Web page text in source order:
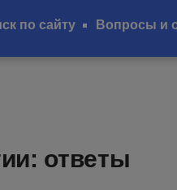
по сайту Вопросы и
ответы